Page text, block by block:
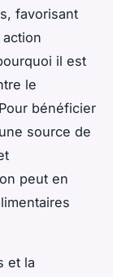
favorisant
il est
le
bénéficier
source de
peut en
et la